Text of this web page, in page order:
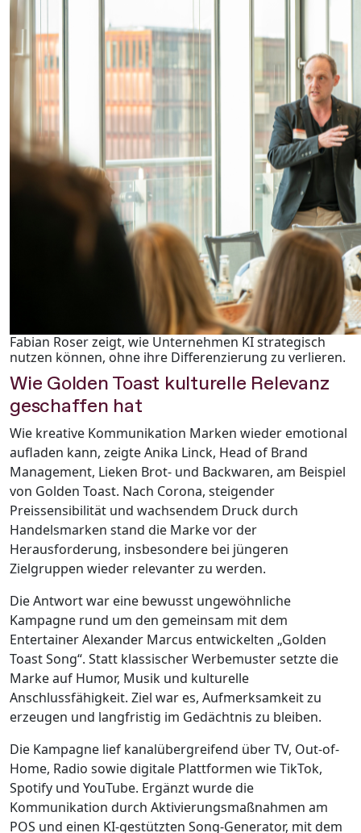
Fabian Roser zeigt, wie Unternehmen KI strategisch
nutzen können, ohne ihre Differenzierung zu verlieren.
Wie Golden Toast kulturelle Relevanz
geschaffen hat
Wie kreative Kommunikation Marken wieder emotional
aufladen kann, zeigte Anika Linck, Head of Brand
Management, Lieken Brot- und Backwaren, am Beispiel
von Golden Toast. Nach Corona, steigender
Preissensibilität und wachsendem Druck durch
Handelsmarken stand die Marke vor der
Herausforderung, insbesondere bei jüngeren
Zielgruppen wieder relevanter zu werden.
Die Antwort war eine bewusst ungewöhnliche
Kampagne rund um den gemeinsam mit dem
Entertainer Alexander Marcus entwickelten „Golden
Toast Song“. Statt klassischer Werbemuster setzte die
Marke auf Humor, Musik und kulturelle
Anschlussfähigkeit. Ziel war es, Aufmerksamkeit zu
erzeugen und langfristig im Gedächtnis zu bleiben.
Die Kampagne lief kanalübergreifend über TV, Out-of-
Home, Radio sowie digitale Plattformen wie TikTok,
Spotify und YouTube. Ergänzt wurde die
Kommunikation durch Aktivierungsmaßnahmen am
POS und einen KI-gestützten Song-Generator, mit dem